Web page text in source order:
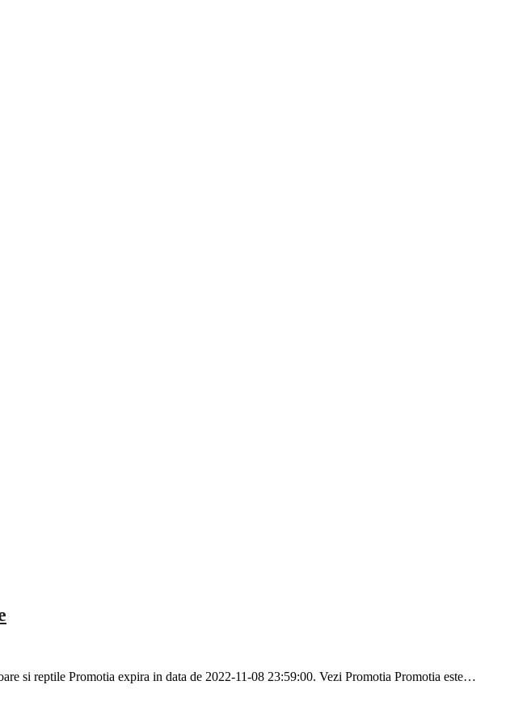
si reptile Promotia expira in data de 2022-11-08 23:59:00. Vezi Promotia Promotia este…